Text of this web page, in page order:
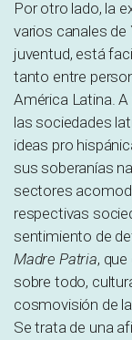
Por otro lado, la
varios canales de
juventud, está
tanto entre
América Latina.
las sociedades
ideas pro
sus soberanías
sectores
respectivas
sentimiento de
Madre Patria,
sobre todo,
cosmovisión de
Se trata de una